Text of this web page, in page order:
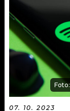
KULTURA
MIX
OSTATNÍ
07. 10. 2023